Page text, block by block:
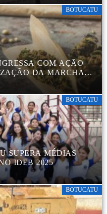
BOTUCATU
COM AÇÃO
DA MARCHA
BOTUCATU
SUPERA MÉDIAS
IDEB 2025
BOTUCATU